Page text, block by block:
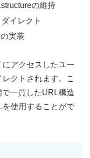
の維持
イレクト
実装
にアクセスしたユー
レクトされます。こ
一貫したURL構造
使用することがで